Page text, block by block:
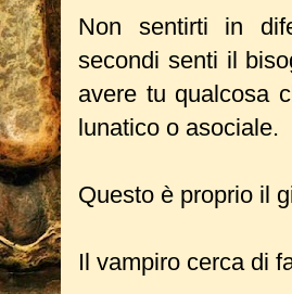
Non sentirti in
secondi senti il
avere tu qualcosa
lunatico o asociale.
Questo è proprio il
Il vampiro cerca di